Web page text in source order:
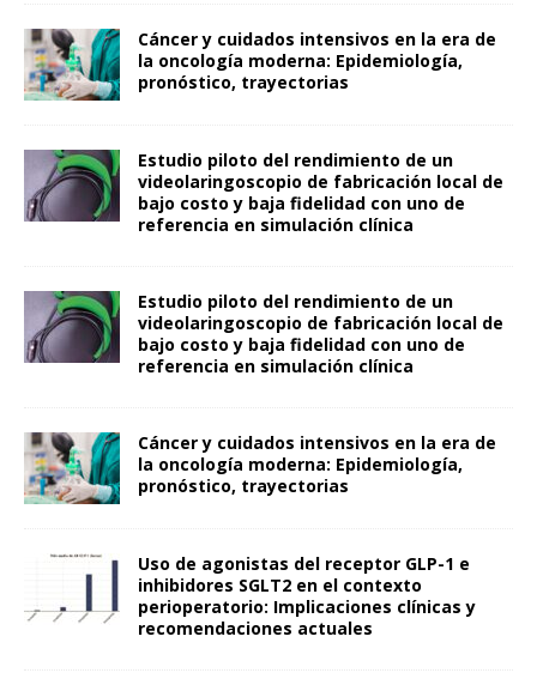
Cáncer y cuidados intensivos en la era de
la oncología moderna: Epidemiología,
pronóstico, trayectorias
Estudio piloto del rendimiento de un
videolaringoscopio de fabricación local de
bajo costo y baja fidelidad con uno de
referencia en simulación clínica
Estudio piloto del rendimiento de un
videolaringoscopio de fabricación local de
bajo costo y baja fidelidad con uno de
referencia en simulación clínica
Cáncer y cuidados intensivos en la era de
la oncología moderna: Epidemiología,
pronóstico, trayectorias
Uso de agonistas del receptor GLP-1 e
inhibidores SGLT2 en el contexto
perioperatorio: Implicaciones clínicas y
recomendaciones actuales